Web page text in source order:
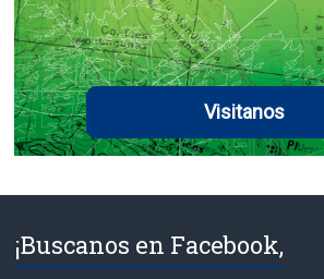
Visitanos
¡Buscanos en Facebook,